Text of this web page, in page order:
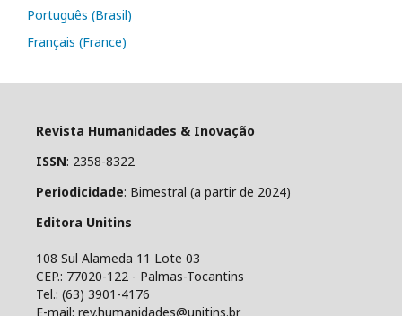
Português (Brasil)
Français (France)
Revista Humanidades & Inovação
ISSN: 2358-8322
Periodicidade: Bimestral (a partir de 2024)
Editora Unitins
108 Sul Alameda 11 Lote 03
CEP.: 77020-122 - Palmas-Tocantins
Tel.: (63) 3901-4176
E-mail: rev.humanidades@unitins.br